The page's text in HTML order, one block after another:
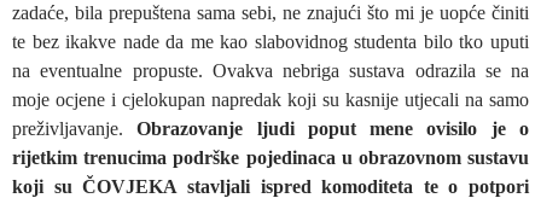
zadaće, bila prepuštena sama sebi, ne znajući što mi je uopće činiti
te bez ikakve nade da me kao slabovidnog studenta bilo tko uputi
na eventualne propuste. Ovakva nebriga sustava odrazila se na
moje ocjene i cjelokupan napredak koji su kasnije utjecali na samo
preživljavanje.Obrazovanje ljudi poput mene ovisilo je o
rijetkim trenucima podrške pojedinaca u obrazovnom sustavu
koji su ČOVJEKA stavljali ispred komoditeta te o potpori